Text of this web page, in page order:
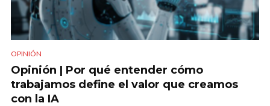
OPINIÓN
Opinión | Por qué entender cómo
trabajamos define el valor que creamos
con la IA